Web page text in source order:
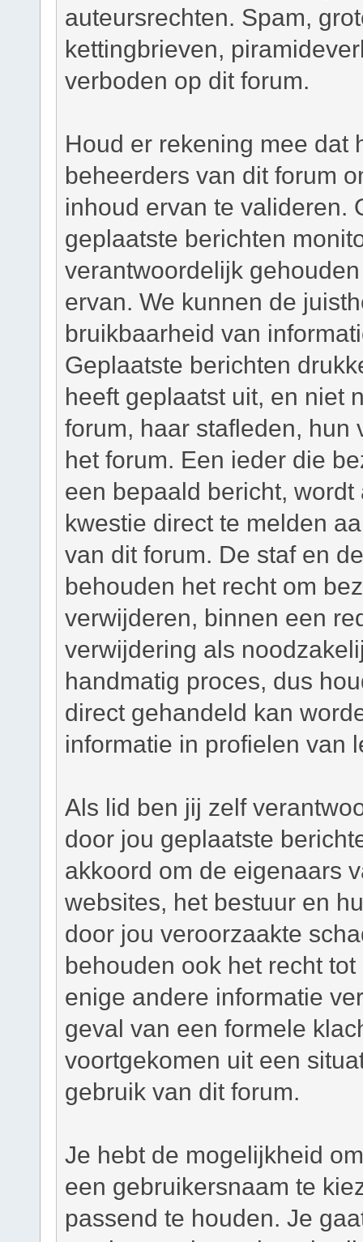
auteursrechten. Spam,
kettingbrieven,
verboden op dit forum.
Houd er rekening mee dat
beheerders van dit forum
inhoud ervan te valideren.
geplaatste berichten
verantwoordelijk
ervan. We kunnen de
bruikbaarheid van
Geplaatste berichten
heeft geplaatst uit, en niet
forum, haar stafleden, hun
het forum. Een ieder die
een bepaald bericht,
kwestie direct te melden
van dit forum. De staf en
behouden het recht om
verwijderen, binnen een
verwijdering als
handmatig proces, dus
direct gehandeld kan
informatie in profielen van
Als lid ben jij zelf
door jou geplaatste
akkoord om de eigenaars
websites, het bestuur en
door jou veroorzaakte
behouden ook het recht
enige andere informatie
geval van een formele
voortgekomen uit een
gebruik van dit forum.
Je hebt de mogelijkheid
een gebruikersnaam te
passend te houden. Je